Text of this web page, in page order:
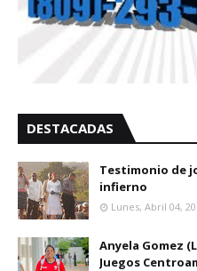
DESTACADAS
Testimonio de
infierno
Lunes, Abril 04,
Anyela Gomez
Juegos